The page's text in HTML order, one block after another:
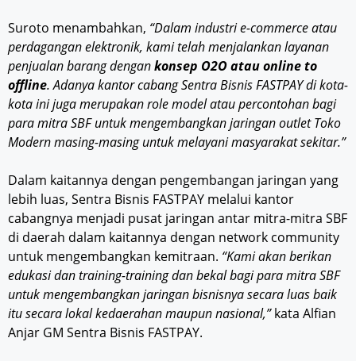
Suroto menambahkan, “Dalam industri e-commerce atau
perdagangan elektronik, kami telah menjalankan layanan
penjualan barang dengankonsep O2O atau online to
offline. Adanya kantor cabang Sentra Bisnis FASTPAY di kota-
kota ini juga merupakan role model atau percontohan bagi
para mitra SBF untuk mengembangkan jaringan outlet Toko
Modern masing-masing untuk melayani masyarakat sekitar.”
Dalam kaitannya dengan pengembangan jaringan yang
lebih luas, Sentra Bisnis FASTPAY melalui kantor
cabangnya menjadi pusat jaringan antar mitra-mitra SBF
di daerah dalam kaitannya dengan network community
untuk mengembangkan kemitraan. “Kami akan berikan
edukasi dan training-training dan bekal bagi para mitra SBF
untuk mengembangkan jaringan bisnisnya secara luas baik
itu secara lokal kedaerahan maupun nasional,”kata Alfian
Anjar GM Sentra Bisnis FASTPAY.